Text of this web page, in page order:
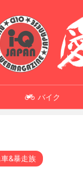
バイク
&暴走族